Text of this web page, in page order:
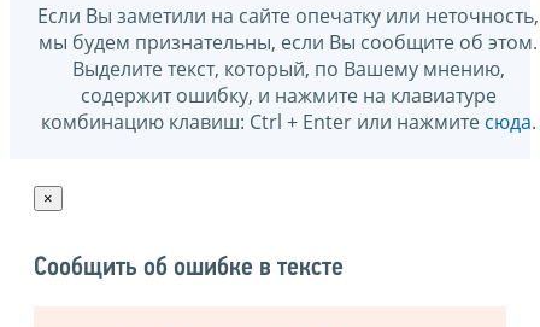
Если Вы заметили на сайте опечатку или неточность,
мы будем признательны, если Вы сообщите об этом.
Выделите текст, который, по Вашему мнению,
содержит ошибку, и нажмите на клавиатуре
комбинацию клавиш: Ctrl + Enter или нажмите сюда.
×
Сообщить об ошибке в тексте